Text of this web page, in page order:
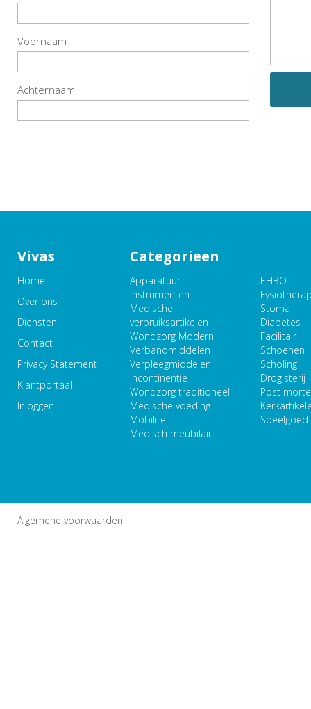
Voornaam
Achternaam
Vivas
Home
Over ons
Diensten
Contact
Privacy Statement
Klantportaal
Inloggen
Categorieen
Apparatuur
Instrumenten
Medische
verbruiksartikelen
Wondzorg Modern
Verbandmiddelen
Verpleegmiddelen
Incontinentie
Wondzorg traditioneel
Medische voeding
Mobiliteit
Medisch meubilair
EHBO
Stoma
Diabetes
Facilitair
Schoenen
Scholing
Drogisterij
Post
Speelgoed
Algemene voorwaarden